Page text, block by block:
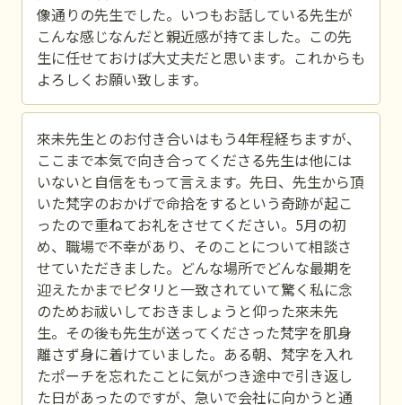
像通りの先生でした。いつもお話している先生が
こんな感じなんだと親近感が持てました。この先
生に任せておけば大丈夫だと思います。これからも
よろしくお願い致します。
來未先生とのお付き合いはもう4年程経ちますが、
ここまで本気で向き合ってくださる先生は他には
いないと自信をもって言えます。先日、先生から頂
いた梵字のおかげで命拾をするという奇跡が起こ
ったので重ねてお礼をさせてください。5月の初
め、職場で不幸があり、そのことについて相談さ
せていただきました。どんな場所でどんな最期を
迎えたかまでピタリと一致されていて驚く私に念
のためお祓いしておきましょうと仰った來未先
生。その後も先生が送ってくださった梵字を肌身
離さず身に着けていました。ある朝、梵字を入れ
たポーチを忘れたことに気がつき途中で引き返し
た日があったのですが、急いで会社に向かうと通